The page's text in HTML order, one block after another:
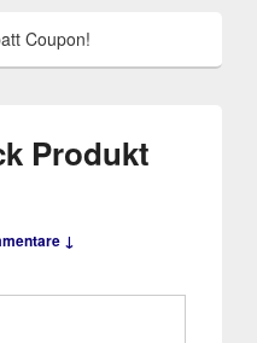
Coupon!
Produkt
↓